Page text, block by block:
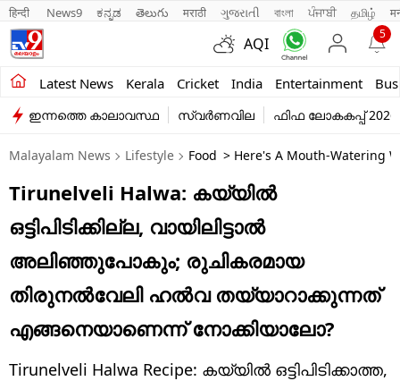
हिन्दी News9 ಕನ್ನಡ తెలుగు मराठी ગુજરાતી বাংলা ਪੰਜਾਬੀ தமிழ்
AQI
5
Latest News Kerala Cricket India Entertainment
Kerala
India
Entertainment
Business
Education
Sports
Lifestyle
world
ഇന്നത്തെ കാലാവസ്ഥ സ്വർണവില ഫിഫ ലോകകപ്പ് 2026
Malayalam News Lifestyle Food > Here's A Mouth-Watering
Tirunelveli Halwa: കയ്യില്‍
ഒട്ടിപിടിക്കില്ല, വായിലിട്ടാല്‍
അലിഞ്ഞുപോകും; രുചികരമായ
തിരുനല്‍വേലി ഹല്‍വ തയ്യാറാക്കുന്നത്
എങ്ങനെയാണെന്ന് നോക്കിയാലോ?
Tirunelveli Halwa Recipe: കയ്യിൽ ഒട്ടിപിടിക്കാത്ത,